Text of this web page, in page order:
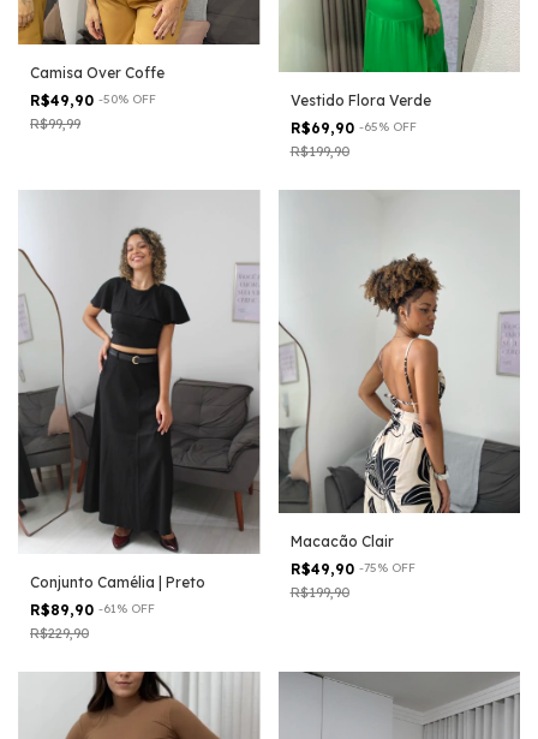
Camisa Over Coffe
R$49,90 -50% OFF
R$99,99
Vestido Flora Verde
R$69,90 -65% OFF
R$199,90
Conjunto Camélia | Preto
R$89,90 -61 % OFF
R$229,90
Macacão Clair
R$49,90 -75% OFF
R$199,90